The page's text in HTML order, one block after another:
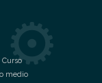
Curso
medio